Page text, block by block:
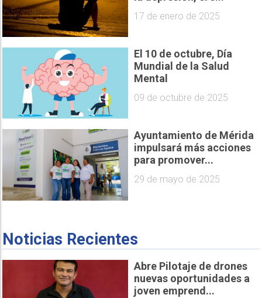
17 de enero de 2025
El 10 de octubre, Día
Mundial de la Salud
Mental
09 de octubre de 2025
Ayuntamiento de Mérida
impulsará más acciones
para promover...
29 de mayo de 2025
Noticias Recientes
Abre Pilotaje de drones
nuevas oportunidades a
joven emprend...